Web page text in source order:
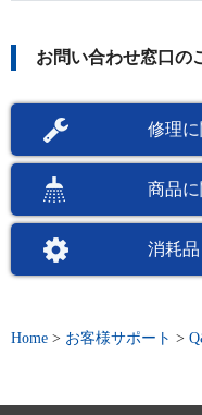
お問い合わせ窓口の
修理
商品
消耗
Home > お客様サポート >